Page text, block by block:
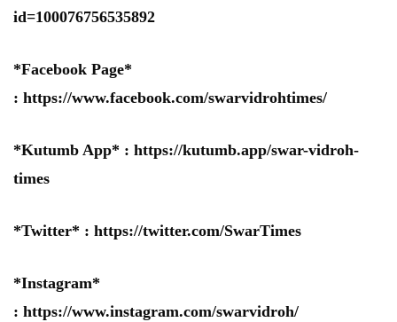
id=100076756535892
*Facebook Page*
: https://www.facebook.com/swarvidrohtimes/
*Kutumb App* : https://kutumb.app/swar-vidroh-
times
*Twitter* : https://twitter.com/SwarTimes
*Instagram*
: https://www.instagram.com/swarvidroh/